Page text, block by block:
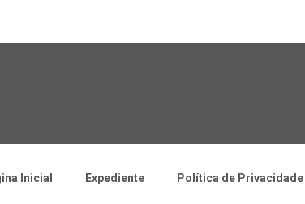
Inicial Expediente Política de Privacidade